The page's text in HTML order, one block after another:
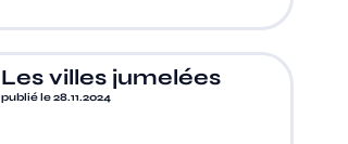
Les villes jumelées
publié le 28.11.2024